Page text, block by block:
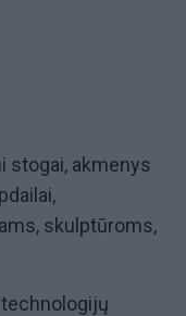
stogai, akmenys
skulptūroms,